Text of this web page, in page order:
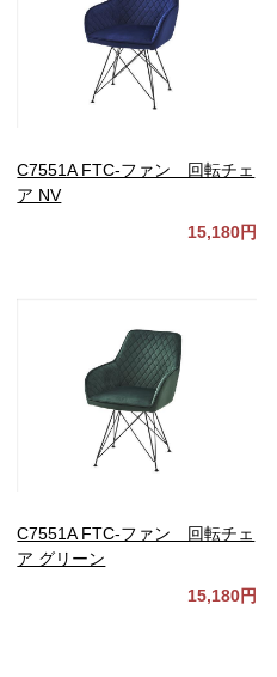
C7551A FTC-ファン 回転チェ
ア NV
15,180円
C7551A FTC-ファン 回転チェ
ア グリーン
15,180円